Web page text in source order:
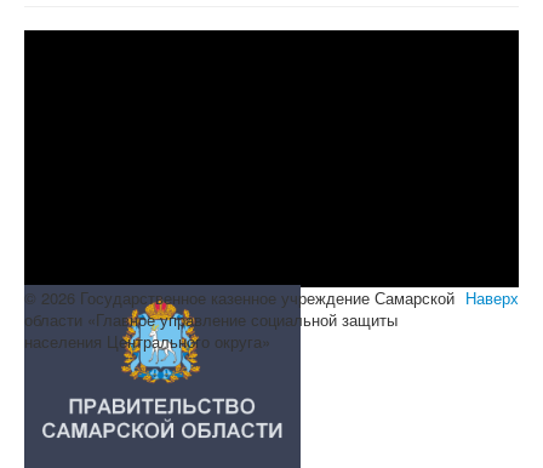
Наверх
© 2026 Государственное казенное учреждение Самарской
области «Главное управление социальной защиты
населения Центрального округа»